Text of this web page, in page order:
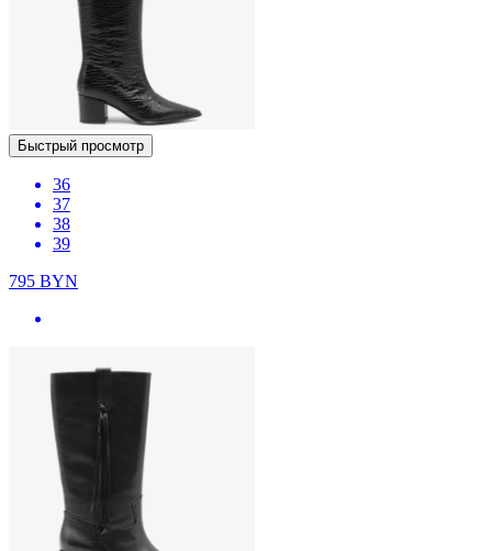
Быстрый просмотр
36
37
38
39
795 BYN